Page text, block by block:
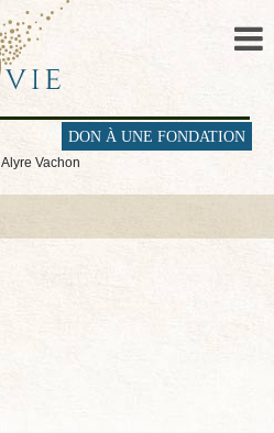
DON À UNE FONDATION
Alyre Vachon